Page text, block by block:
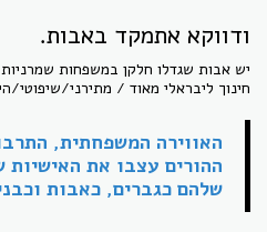
ודווקא אתמקד באבות.
יש אבות שגדלו חלקן במשפחות
חינוך ליבראלי מאוד / מתירני/שיפוטי/
האווירה המשפחתית,
ההורים עצבו את האישיות
שלהם כגברים, כאבות